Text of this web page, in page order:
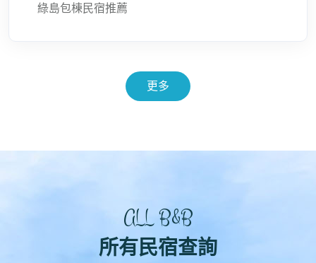
綠島包棟民宿推薦
更多
ALL B&B
所有民宿查詢